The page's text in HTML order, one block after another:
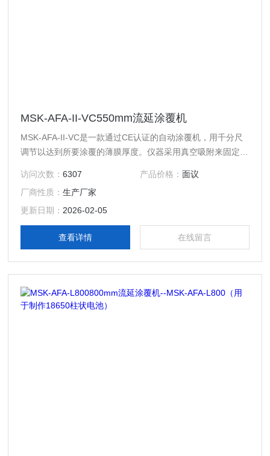
MSK-AFA-II-VC550mm流延涂覆机
MSK-AFA-II-VC是一款通过CE认证的自动涂覆机，用千分尺
调节以达到所要涂覆的薄膜厚度。仪器采用真空吸附来固定衬
畅。仪器中配有一精密的可调制膜器，移动推杆以恒定的速度
推动其匀速移动，从而达到浆料涂覆在基底上的均匀性，此款
设备特别适合于制作电池基片，可保证基片每处的正/负极材
料密度均一。
访问次数：6307 产品价格： 面议
厂商性质：生产厂家
更新日期： 2026-02-05
查看详情 在线留言